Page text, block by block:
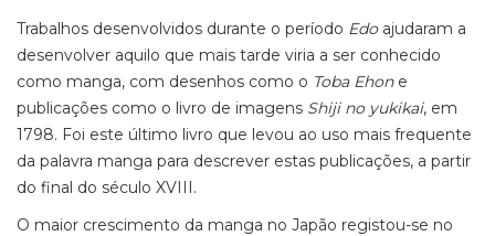
Trabalhos desenvolvidos durante o período Edoajudaram a
desenvolver aquilo que mais tarde viria a ser conhecido
como manga, com desenhos como o Toba Ehone
publicações como o livro de imagens Shiji no yukikai, em
1798. Foi este último livro que levou ao uso mais frequente
da palavra manga para descrever estas publicações, a partir
do final do século XVIII.
O maior crescimento da manga no Japão registou-se no